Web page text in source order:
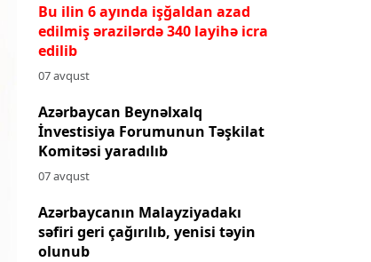
Bu ilin 6 ayında işğaldan azad
edilmiş ərazilərdə 340 layihə icra
edilib
07 avqust
Azərbaycan Beynəlxalq
İnvestisiya Forumunun Təşkilat
Komitəsi yaradılıb
07 avqust
Azərbaycanın Malayziyadakı
səfiri geri çağırılıb, yenisi təyin
olunub